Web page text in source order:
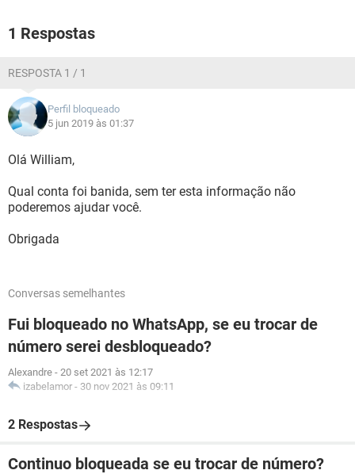
1 Respostas
RESPOSTA 1 / 1
Perfil bloqueado
5 jun 2019 às 01:37
Olá William,
Qual conta foi banida, sem ter esta informação não
poderemos ajudar você.
Obrigada
Conversas semelhantes
Fui bloqueado no WhatsApp, se eu trocar de
número serei desbloqueado?
Alexandre - 20 set 2021 às 12:17
izabelamor - 30 nov 2021 às 09:11
2 Respostas
Continuo bloqueada se eu trocar de número?